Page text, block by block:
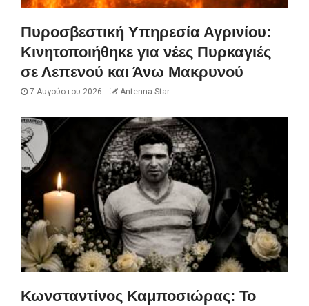
Πυροσβεστική Υπηρεσία Αγρινίου:
Κινητοποιήθηκε για νέες Πυρκαγιές
σε Λεπενού και Άνω Μακρυνού
7 Αυγούστου 2026 Antenna-Star
Κωνσταντίνος Καμποσιώρας: Το